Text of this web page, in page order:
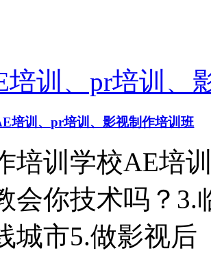
视后期合成特效培训 创新迭代式教
后期合成特效
影视后期课程
论结合实际工作